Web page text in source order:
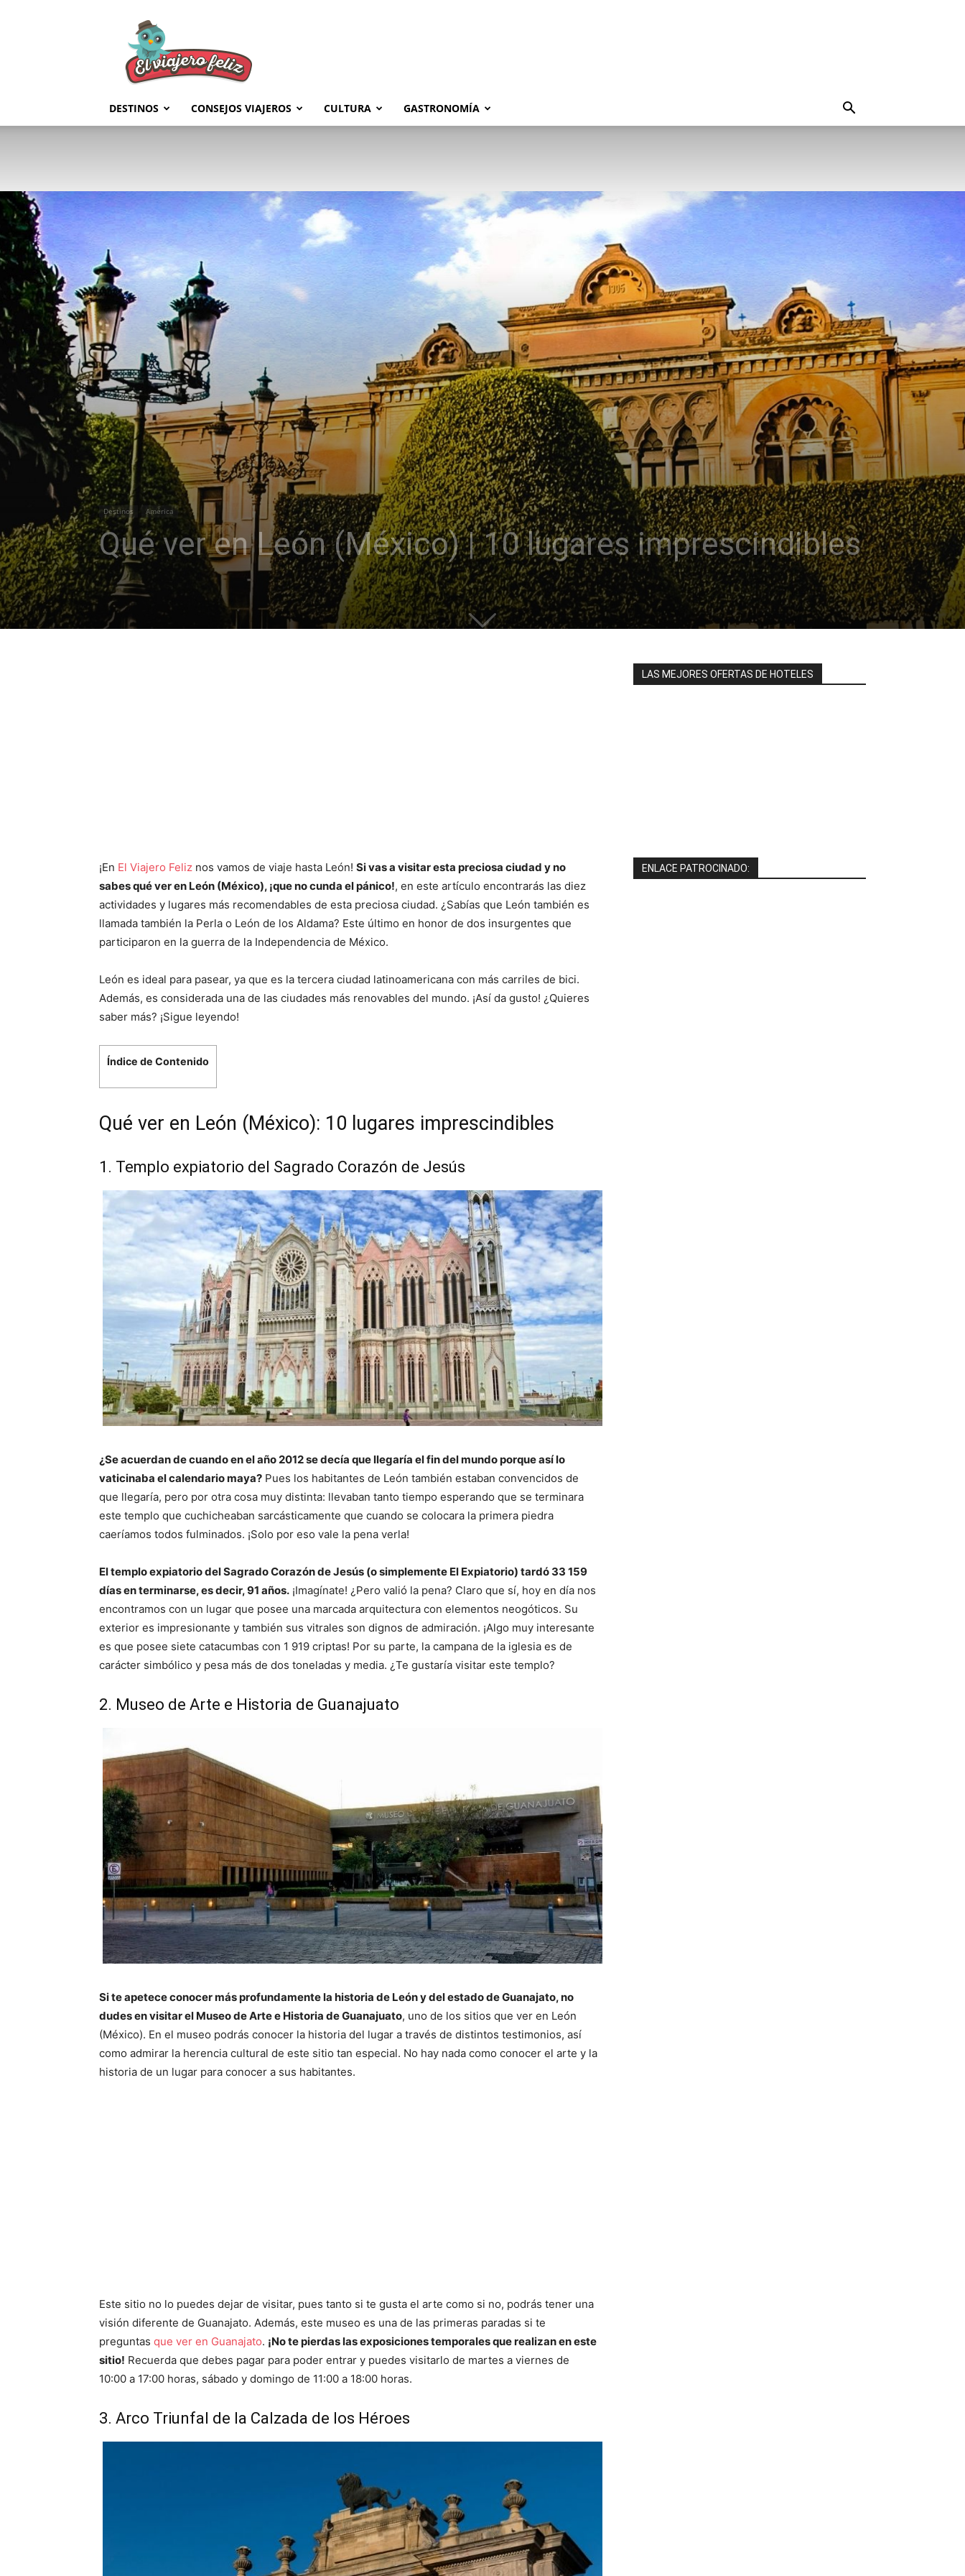
Feliz
DESTINOS CONSEJOS VIAJEROS CULTURA GASTRONOMÍA
Destinos América
Qué ver en León (México) | 10 lugares imprescindibles
¡En El Viajero Feliz nos vamos de viaje hasta León! Si vas a visitar esta preciosa ciudad y no
sabes qué ver en León (México), ¡que no cunda el pánico!, en este artículo encontrarás las diez
actividades y lugares más recomendables de esta preciosa ciudad. ¿Sabías que León también es
llamada también la Perla o León de los Aldama? Este último en honor de dos insurgentes que
participaron en la guerra de la Independencia de México.
León es ideal para pasear, ya que es la tercera ciudad latinoamericana con más carriles de bici.
Además, es considerada una de las ciudades más renovables del mundo. ¡Así da gusto! ¿Quieres
saber más? ¡Sigue leyendo!
Índice de Contenido
Qué ver en León (México): 10 lugares imprescindibles
1. Templo expiatorio del Sagrado Corazón de Jesús
¿Se acuerdan de cuando en el año 2012 se decía que llegaría el fin del mundo porque así lo
vaticinaba el calendario maya? Pues los habitantes de León también estaban convencidos de
que llegaría, pero por otra cosa muy distinta: llevaban tanto tiempo esperando que se terminara
este templo que cuchicheaban sarcásticamente que cuando se colocara la primera piedra
caeríamos todos fulminados. ¡Solo por eso vale la pena verla!
El templo expiatorio del Sagrado Corazón de Jesús (o simplemente El Expiatorio) tardó 33 159
días en terminarse, es decir, 91 años. ¡Imagínate! ¿Pero valió la pena? Claro que sí, hoy en día nos
encontramos con un lugar que posee una marcada arquitectura con elementos neogóticos. Su
exterior es impresionante y también sus vitrales son dignos de admiración. ¡Algo muy interesante
es que posee siete catacumbas con 1 919 criptas! Por su parte, la campana de la iglesia es de
carácter simbólico y pesa más de dos toneladas y media. ¿Te gustaría visitar este templo?
2. Museo de Arte e Historia de Guanajuato
Si te apetece conocer más profundamente la historia de León y del estado de Guanajato, no
dudes en visitar el Museo de Arte e Historia de Guanajuato, uno de los sitios que ver en León
(México). En el museo podrás conocer la historia del lugar a través de distintos testimonios, así
como admirar la herencia cultural de este sitio tan especial. No hay nada como conocer el arte y la
historia de un lugar para conocer a sus habitantes.
Este sitio no lo puedes dejar de visitar, pues tanto si te gusta el arte como si no, podrás tener una
visión diferente de Guanajato. Además, este museo es una de las primeras paradas si te
preguntas que ver en Guanajato. ¡No te pierdas las exposiciones temporales que realizan en este
sitio! Recuerda que debes pagar para poder entrar y puedes visitarlo de martes a viernes de
10:00 a 17:00 horas, sábado y domingo de 11:00 a 18:00 horas.
3. Arco Triunfal de la Calzada de los Héroes
LAS MEJORES OFERTAS DE HOTELES
ENLACE PATROCINADO: